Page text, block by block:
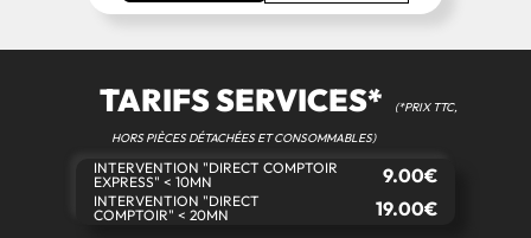
TARIFS SERVICES*
(*PRIX TTC,
HORS PIÈCES DÉTACHÉES ET CONSOMMABLES)
INTERVENTION "DIRECT COMPTOIR
EXPRESS" < 10MN
9.00€
INTERVENTION "DIRECT
COMPTOIR" < 20MN
19.00€